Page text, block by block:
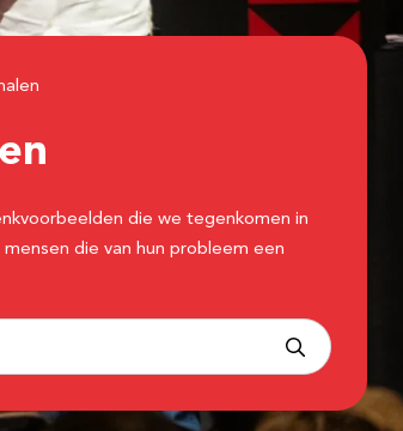
die we tegenkomen in
die van hun probleem een